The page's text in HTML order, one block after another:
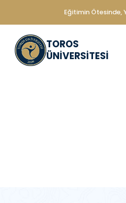
Eğitimin Ötesinde,
TOROS
ÜNİVERSİTESİ